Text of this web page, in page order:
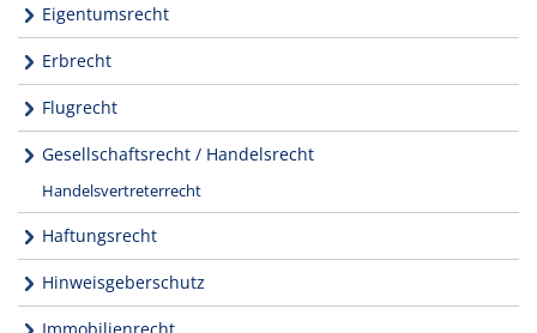
Eigentumsrecht
Erbrecht
Flugrecht
Gesellschaftsrecht / Handelsrecht
Handelsvertreterrecht
Haftungsrecht
Hinweisgeberschutz
Immobilienrecht